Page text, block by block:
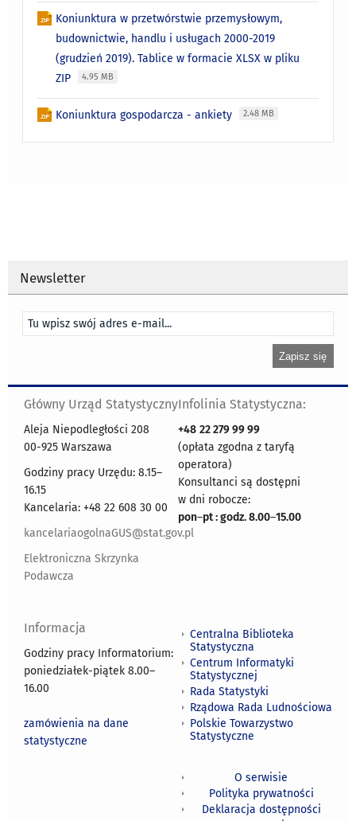
Koniunktura w przetwórstwie przemysłowym,
budownictwie, handlu i usługach 2000-2019
(grudzień 2019). Tablice w formacie XLSX w pliku
ZIP
4.95 MB
Koniunktura gospodarcza - ankiety 2.48 MB
Newsletter
Główny Urząd Statystyczny
Aleja Niepodległości 208
00-925 Warszawa
Godziny pracy Urzędu: 8.15–
16.15
Kancelaria: +48 22 608 30 00
kancelariaogolnaGUS@stat.gov.pl
Elektroniczna Skrzynka
Podawcza
Infolinia Statystyczna:
+48 22 279 99 99
(opłata zgodna z taryfą
operatora)
Konsultanci są dostępni
w dni robocze:
pon–pt : godz. 8.00–15.00
Informacja
Godziny pracy Informatorium:
poniedziałek-piątek 8.00–
16.00
zamówienia na dane
statystyczne
Centralna Biblioteka
Statystyczna
Centrum Informatyki
Statystycznej
Rada Statystyki
Rządowa Rada Ludnościowa
Polskie Towarzystwo
Statystyczne
O serwisie
Polityka prywatności
Deklaracja dostępności